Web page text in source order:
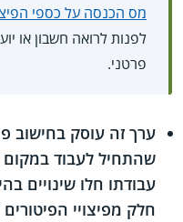
מס הכנסה על כספי
לפנות לרואה חשבון או
פרטני.
ערך זה עוסק בחישוב
עבודתו חלו שינויים
חלק מפיצויי